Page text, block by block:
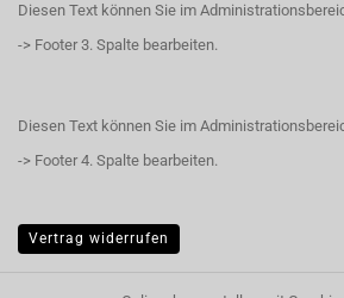
Diesen Text können Sie im
-> Footer 3. Spalte bearbeiten.
Diesen Text können Sie im
-> Footer 4. Spalte bearbeiten.
Vertrag widerrufen